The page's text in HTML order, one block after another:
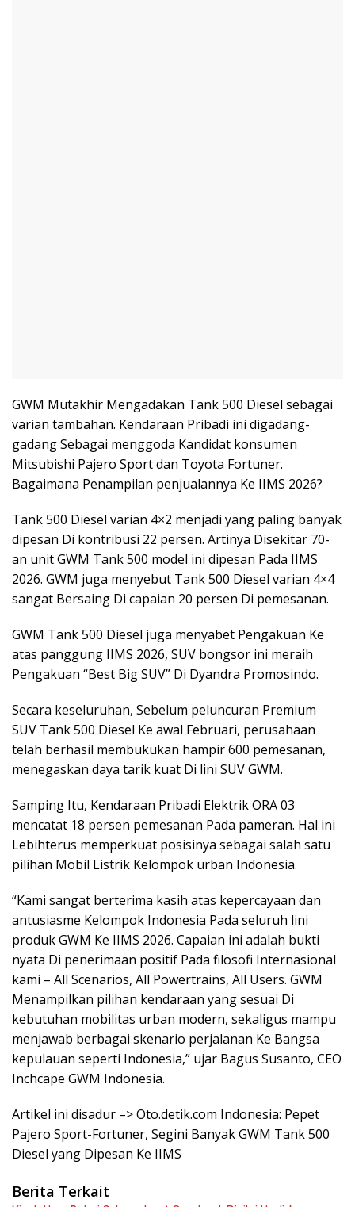
GWM Mutakhir Mengadakan Tank 500 Diesel sebagai
varian tambahan. Kendaraan Pribadi ini digadang-
gadang Sebagai menggoda Kandidat konsumen
Mitsubishi Pajero Sport dan Toyota Fortuner.
Bagaimana Penampilan penjualannya Ke IIMS 2026?
Tank 500 Diesel varian 4×2 menjadi yang paling banyak
dipesan Di kontribusi 22 persen. Artinya Disekitar 70-
an unit GWM Tank 500 model ini dipesan Pada IIMS
2026. GWM juga menyebut Tank 500 Diesel varian 4×4
sangat Bersaing Di capaian 20 persen Di pemesanan.
GWM Tank 500 Diesel juga menyabet Pengakuan Ke
atas panggung IIMS 2026, SUV bongsor ini meraih
Pengakuan “Best Big SUV” Di Dyandra Promosindo.
Secara keseluruhan, Sebelum peluncuran Premium
SUV Tank 500 Diesel Ke awal Februari, perusahaan
telah berhasil membukukan hampir 600 pemesanan,
menegaskan daya tarik kuat Di lini SUV GWM.
Samping Itu, Kendaraan Pribadi Elektrik ORA 03
mencatat 18 persen pemesanan Pada pameran. Hal ini
Lebihterus memperkuat posisinya sebagai salah satu
pilihan Mobil Listrik Kelompok urban Indonesia.
“Kami sangat berterima kasih atas kepercayaan dan
antusiasme Kelompok Indonesia Pada seluruh lini
produk GWM Ke IIMS 2026. Capaian ini adalah bukti
nyata Di penerimaan positif Pada filosofi Internasional
kami – All Scenarios, All Powertrains, All Users. GWM
Menampilkan pilihan kendaraan yang sesuai Di
kebutuhan mobilitas urban modern, sekaligus mampu
menjawab berbagai skenario perjalanan Ke Bangsa
kepulauan seperti Indonesia,” ujar Bagus Susanto, CEO
Inchcape GWM Indonesia.
Artikel ini disadur –> Oto.detik.com Indonesia: Pepet
Pajero Sport-Fortuner, Segini Banyak GWM Tank 500
Diesel yang Dipesan Ke IIMS
Berita Terkait